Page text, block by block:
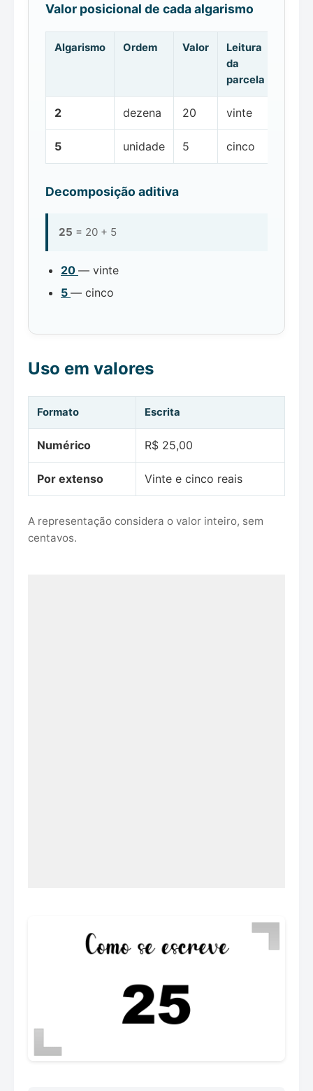
Valor posicional de cada algarismo
Algarismo Ordem Valor
Leitura
da
parcela
2 dezena 20 vinte
5 unidade 5 cinco
Decomposição aditiva
25 = 20 + 5
20 — vinte
5 — cinco
Uso em valores
Formato Escrita
Numérico R$ 25,00
Por extenso Vinte e cinco reais
A representação considera o valor inteiro, sem
centavos.